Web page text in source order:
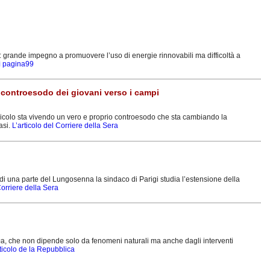
impegno a promuovere l’uso di energie rinnovabili ma difficoltà a
pagina99
dei giovani verso i campi
sta vivendo un vero e proprio controesodo che sta cambiando la
L’articolo del Corriere della Sera
una parte del Lungosenna la sindaco di Parigi studia l’estensione della
della Sera
che non dipende solo da fenomeni naturali ma anche dagli interventi
de la Repubblica